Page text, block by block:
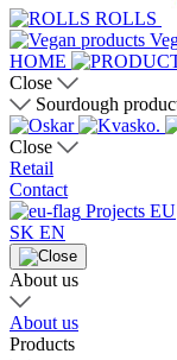
ROLLS
HOME
Close
Sourdough
Close
Retail
Contact
Projects EU
SK EN
About us
About us
Products